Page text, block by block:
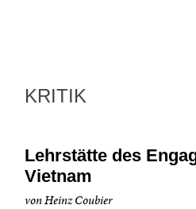
KRITIK
Lehrstätte des
Vietnam
von Heinz Coubier